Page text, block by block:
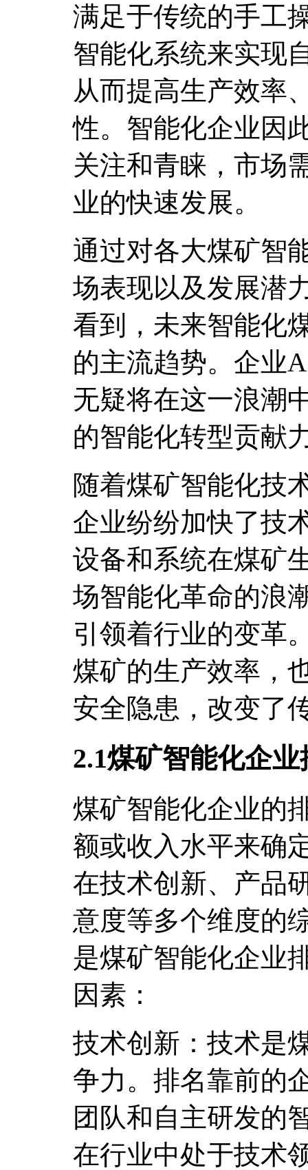
满足于传统的手工
智能化系统来实现
从而提高生产效率
性。智能化企业因
关注和青睐，市场
业的快速发展。
通过对各大煤矿智
场表现以及发展潜
看到，未来智能化
的主流趋势。企业
无疑将在这一浪潮
的智能化转型贡献
随着煤矿智能化技
企业纷纷加快了技
设备和系统在煤矿
场智能化革命的浪
引领着行业的变革
煤矿的生产效率，
安全隐患，改变了
2.1煤矿智能化企
煤矿智能化企业的
额或收入水平来确
在技术创新、产品
意度等多个维度的
是煤矿智能化企业
因素：
技术创新：技术是
争力。排名靠前的
团队和自主研发的
在行业中处于技术